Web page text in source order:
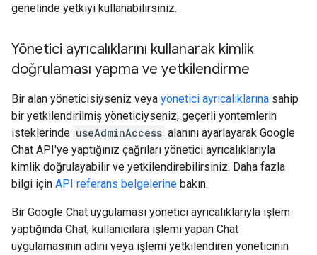
genelinde yetkiyi kullanabilirsiniz.
Yönetici ayrıcalıklarını kullanarak kimlik
doğrulaması yapma ve yetkilendirme
Bir alan yöneticisiyseniz veya yönetici ayrıcalıklarına sahip
bir yetkilendirilmiş yöneticiyseniz, geçerli yöntemlerin
isteklerinde useAdminAccess alanını ayarlayarak Google
Chat API'ye yaptığınız çağrıları yönetici ayrıcalıklarıyla
kimlik doğrulayabilir ve yetkilendirebilirsiniz. Daha fazla
bilgi için API referans belgelerine bakın.
Bir Google Chat uygulaması yönetici ayrıcalıklarıyla işlem
yaptığında Chat, kullanıcılara işlemi yapan Chat
uygulamasının adını veya işlemi yetkilendiren yöneticinin